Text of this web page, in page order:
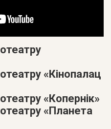
«Кінопалац
«Копернік»
«Планета